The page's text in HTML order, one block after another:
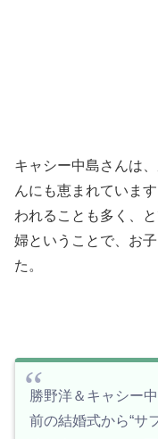
キャシー中島さんは
んにも恵まれていま
われることも多く、
婦ということで、お
た。
勝野洋＆キャシー
前の結婚式から“サ